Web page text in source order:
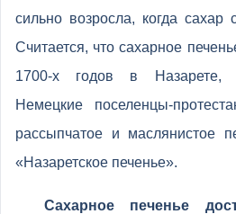
сильно возросла, когда сахар
Считается, что сахарное
1700-х годов в Назарете,
Немецкие поселенцы-
рассыпчатое и маслянистое
«Назаретское печенье».
Сахарное печенье